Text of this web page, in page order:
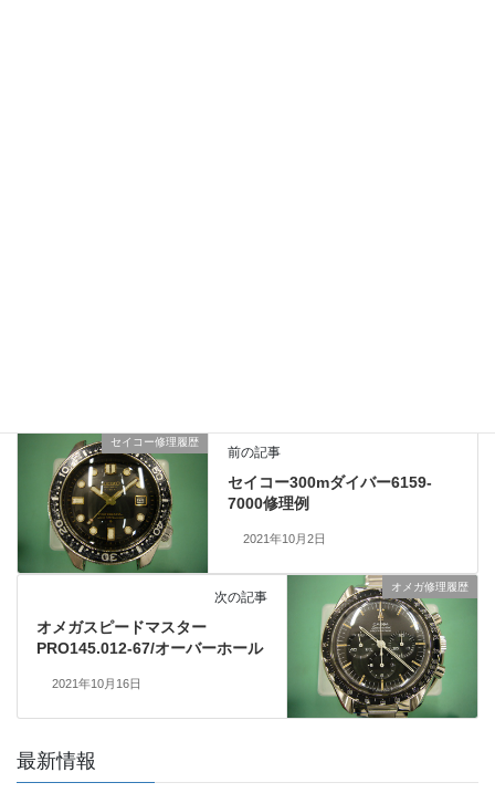
セイコー修理履歴
前の記事
セイコー300mダイバー6159-
7000修理例
2021年10月2日
オメガ修理履歴
次の記事
オメガスピードマスター
PRO145.012-67/オーバーホール
2021年10月16日
最新情報